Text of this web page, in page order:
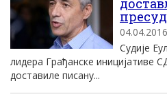
Судије
лидера Грађанске иницијативе
доставиле писану...